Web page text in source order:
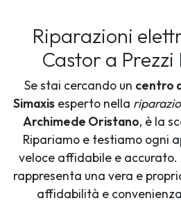
Riparazioni
Castor a
Se stai cercando un centro
Simaxisesperto nella
Archimede Oristano, è la
Ripariamo e testiamo ogni
veloce affidabile e
rappresenta una vera e
affidabilità e